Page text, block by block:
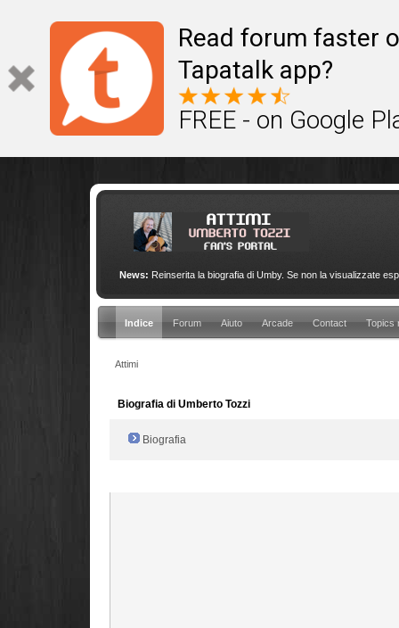
Read forum faster
Tapatalk app?
FREE - on Google
News: Reinserita la biografia di Umby. Se non la visualizzate
Indice Forum Aiuto Arcade Contact Topics
Attimi
Biografia di Umberto Tozzi
Biografia